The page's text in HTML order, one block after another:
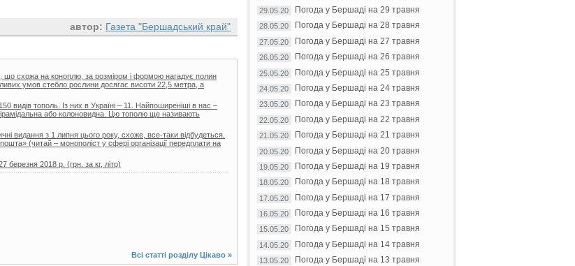
автор: Газета "Бершадський край"
що схожа на коноплю, за розміром і формою нагадує полин
умов стебло рослини досягає висоти 22,5 метра, а
видів тополь. Із них в Україні – 11. Найпоширеніші в нас –
або колоновидна. Цю тополю ще називають
видання з 1 липня цього року, схоже, все-таки відбудеться.
(читай – монополіст у сфері організації передплати на
2018 р. (грн. за кг, літр)
Всі статті розділу Цікаво »
29.05.20 Погода у Бершаді на 29 травня
28.05.20 Погода у Бершаді на 28 травня
27.05.20 Погода у Бершаді на 27 травня
26.05.20 Погода у Бершаді на 26 травня
25.05.20 Погода у Бершаді на 25 травня
24.05.20 Погода у Бершаді на 24 травня
23.05.20 Погода у Бершаді на 23 травня
22.05.20 Погода у Бершаді на 22 травня
21.05.20 Погода у Бершаді на 21 травня
20.05.20 Погода у Бершаді на 20 травня
19.05.20 Погода у Бершаді на 19 травня
18.05.20 Погода у Бершаді на 18 травня
17.05.20 Погода у Бершаді на 17 травня
16.05.20 Погода у Бершаді на 16 травня
15.05.20 Погода у Бершаді на 15 травня
14.05.20 Погода у Бершаді на 14 травня
13.05.20 Погода у Бершаді на 13 травня